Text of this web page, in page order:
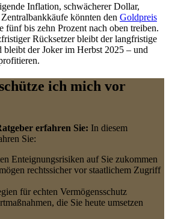
Inflation, schwächerer Dollar,
könnten den Goldpreis
fünf bis zehn Prozent nach oben treiben.
Rücksetzer bleibt der langfristige
der Joker im Herbst 2025 – und
ich mich vor
erfahren Sie: In diesem
Sie:
Enteignungsrisiken auf Sie zukommen
rechtssicher vor staatlichem Zugriff
für echten Vermögensschutz
die Sie heute umsetzen